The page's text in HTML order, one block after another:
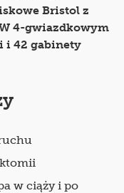
Bristol z
4-gwiazdkowym
i 42 gabinety
w ciąży i po